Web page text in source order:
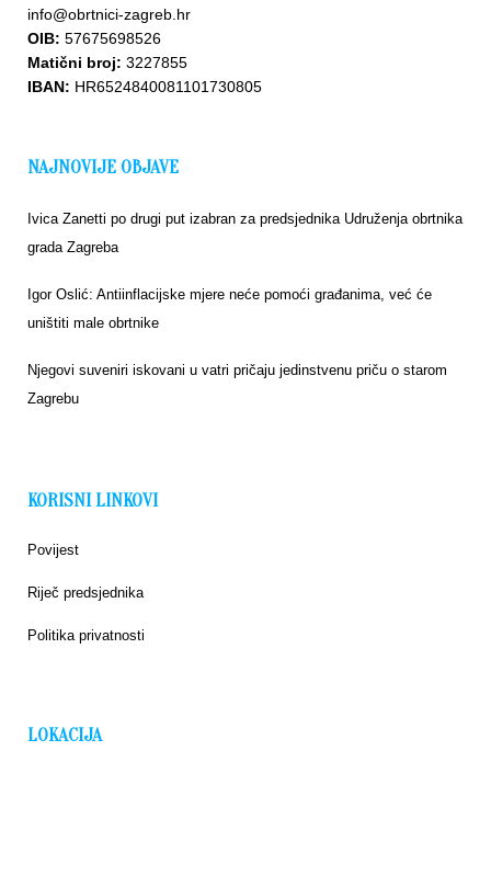
info@obrtnici-zagreb.hr
OIB: 57675698526
Matični broj: 3227855
IBAN: HR6524840081101730805
NAJNOVIJE OBJAVE
Ivica Zanetti po drugi put izabran za predsjednika Udruženja obrtnika
grada Zagreba
Igor Oslić: Antiinflacijske mjere neće pomoći građanima, već će
uništiti male obrtnike
Njegovi suveniri iskovani u vatri pričaju jedinstvenu priču o starom
Zagrebu
KORISNI LINKOVI
Povijest
Riječ predsjednika
Politika privatnosti
LOKACIJA